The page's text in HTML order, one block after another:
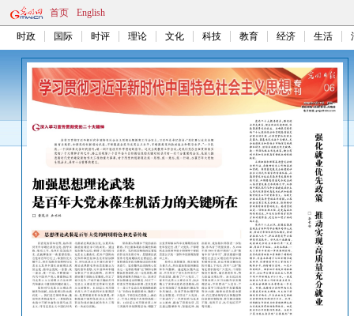
首页 English
时政 国际 时评 理论 文化 科技 教育 经济 生活